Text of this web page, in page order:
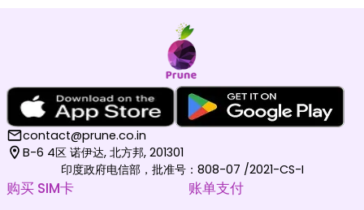
contact@prune.co.in
B-6 4区 诺伊达, 北方邦, 201301
印度政府电信部，批准号：808-07 /2021-CS-I
购买 SIM卡 账单支付